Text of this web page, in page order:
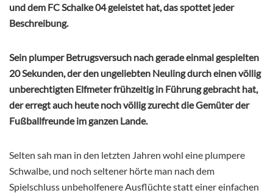
und dem FC Schalke 04 geleistet hat, das spottet jeder
Beschreibung.
Sein plumper Betrugsversuch nach gerade einmal gespielten
20 Sekunden, der den ungeliebten Neuling durch einen völlig
unberechtigten Elfmeter frühzeitig in Führung gebracht hat,
der erregt auch heute noch völlig zurecht die Gemüter der
Fußballfreunde im ganzen Lande.
Selten sah man in den letzten Jahren wohl eine plumpere
Schwalbe, und noch seltener hörte man nach dem
Spielschluss unbeholfenere Ausflüchte statt einer einfachen